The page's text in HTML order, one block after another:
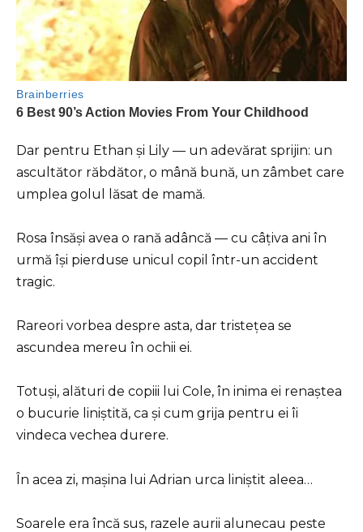
Dar pentru Ethan și Lily — un adevărat sprijin: un
ascultător răbdător, o mână bună, un zâmbet care
umplea golul lăsat de mamă.
Rosa însăși avea o rană adâncă — cu câțiva ani în
urmă își pierduse unicul copil într-un accident
tragic.
Rareori vorbea despre asta, dar tristețea se
ascundea mereu în ochii ei.
Totuși, alături de copiii lui Cole, în inima ei renaștea
o bucurie liniștită, ca și cum grija pentru ei îi
vindeca vechea durere.
În acea zi, mașina lui Adrian urca liniștit aleea…
Soarele era încă sus, razele aurii alunecau peste